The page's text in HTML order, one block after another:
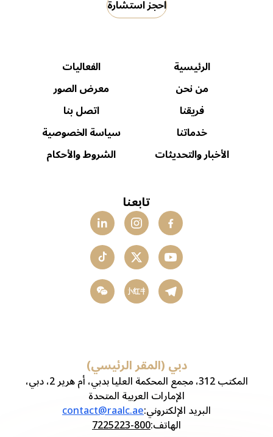
احجز استشارة
الرئيسية
من نحن
فريقنا
خدماتنا
الأخبار والتحديثات
الفعاليات
معرض الصور
اتصل بنا
سياسة الخصوصية
الشروط والأحكام
تابعنا
小红书
دبي (المقر الرئيسي)
المكتب 312، مجمع المحكمة العليا بدبي، أم هرير 2، دبي،
الإمارات العربية المتحدة
البريد الإلكتروني:
contact@raalc.ae
الهاتف:
800-7225223